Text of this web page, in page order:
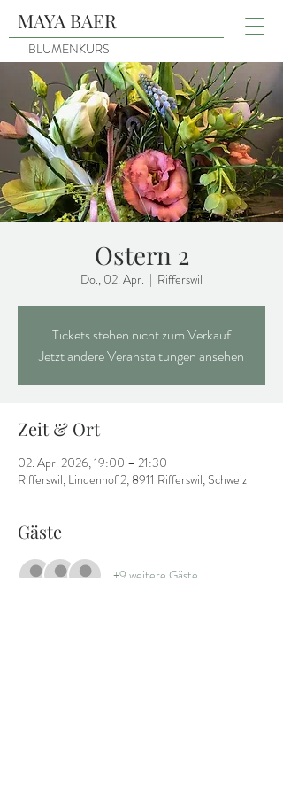
MAYA BAER
BLUMENKURS
Ostern 2
Do., 02. Apr.
  |
Rifferswil
Tickets stehen nicht zum Verkauf
Jetzt andere Veranstaltungen ansehen
Zeit & Ort
02. Apr. 2026, 19:00 – 21:30
Rifferswil, Lindenhof 2, 8911 Rifferswil, Schweiz
Gäste
+9 weitere Gäste